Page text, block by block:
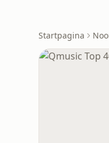
Startpagina